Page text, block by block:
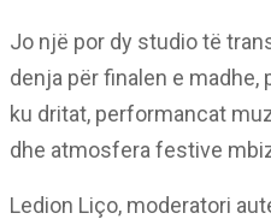
Jo një por dy studio të
denja për finalen e madhe,
ku dritat, performancat
dhe atmosfera festive
Ledion Liço, moderatori